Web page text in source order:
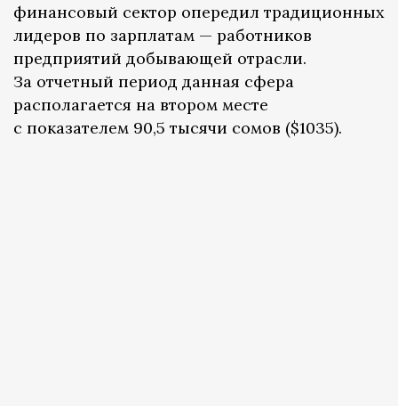
финансовый сектор опередил традиционных
лидеров по зарплатам — работников
предприятий добывающей отрасли.
За отчетный период данная сфера
располагается на втором месте
с показателем 90,5 тысячи сомов ($1035).